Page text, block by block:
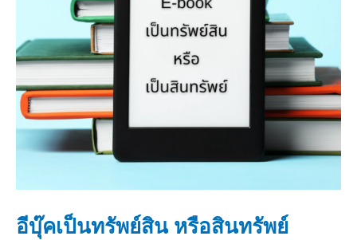
พร้อม
แก้
อีบุ๊คเป็นทรัพย์สิน​ หรือสินทรัพย์​